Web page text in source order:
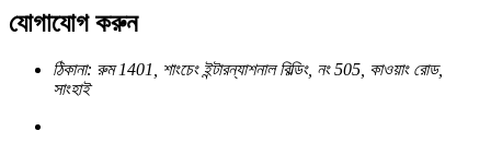
যোগাযোগ করুন
ঠিকানা: রুম 1401, শাংচেং ইন্টারন্যাশনাল বিল্ডিং, নং 505, কাওয়াং রোড,
সাংহাই